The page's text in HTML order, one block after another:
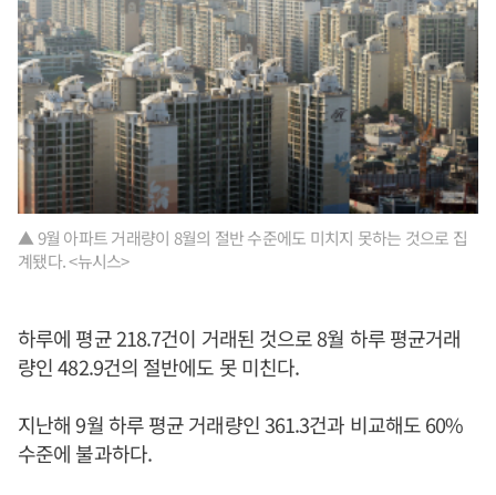
▲ 9월 아파트 거래량이 8월의 절반 수준에도 미치지 못하는 것으로 집
계됐다. <뉴시스>
하루에 평균 218.7건이 거래된 것으로 8월 하루 평균거래
량인 482.9건의 절반에도 못 미친다.
지난해 9월 하루 평균 거래량인 361.3건과 비교해도 60%
수준에 불과하다.